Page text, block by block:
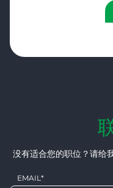
没有适合您的职位？请给
EMAIL *